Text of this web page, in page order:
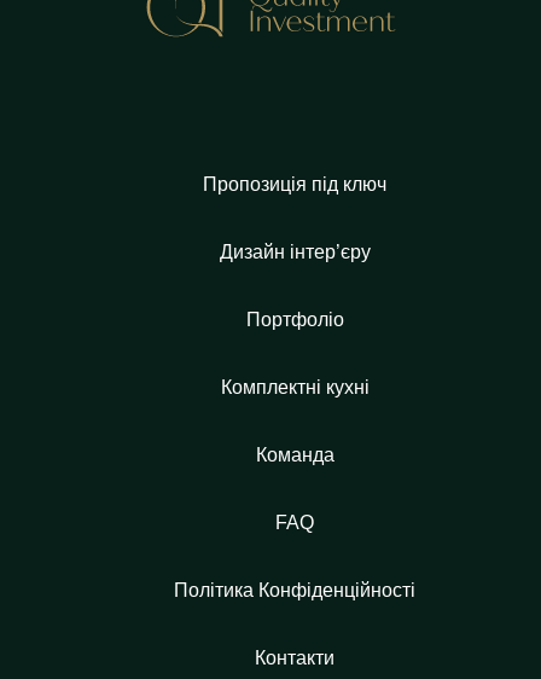
Пропозиція під ключ
Дизайн інтер’єру
Портфоліо
Комплектні кухні
Команда
FAQ
Політика Конфіденційності
Контакти